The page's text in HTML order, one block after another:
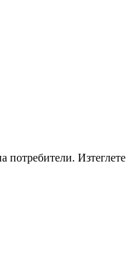
потребители. Изтеглете